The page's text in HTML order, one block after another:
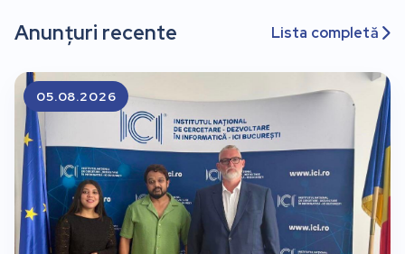
Anunțuri recente Lista completă 
05.08.2026